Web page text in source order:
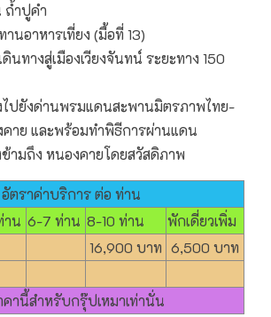
ถ้ำปูคำ
นอาหารเที่ยง (มื้อที่ 13)
นทางสู่เมืองเวียงจันทน์ ระยะทาง 150
ไปยังด่านพรมแดนสะพานมิตรภาพไทย-
คาย และพร้อมทำพิธีการผ่านแดน
ามถึง หนองคายโดยสวัสดิภาพ
อัตราค่าบริการ ต่อ ท่าน
น 6-7 ท่าน 8-10 ท่าน
พักเดี่ยวเพิ่ม
16,900 บาท 6,500 บาท
คานี้สำหรับกรุ๊ปเหมาเท่านั่น